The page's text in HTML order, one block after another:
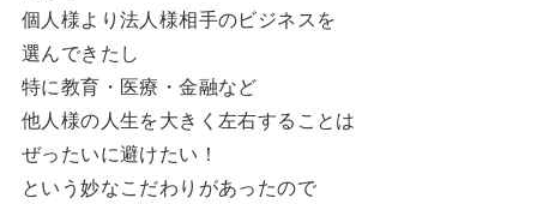
個人様より法人様相手のビジネスを
選んできたし
特に教育・医療・金融など
他人様の人生を大きく左右することは
ぜったいに避けたい！
という妙なこだわりがあったので